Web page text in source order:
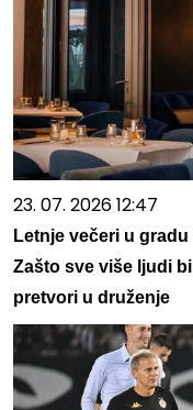
23. 07. 2026 12:47
Letnje večeri u
Zašto sve više ljudi
pretvori u druženje